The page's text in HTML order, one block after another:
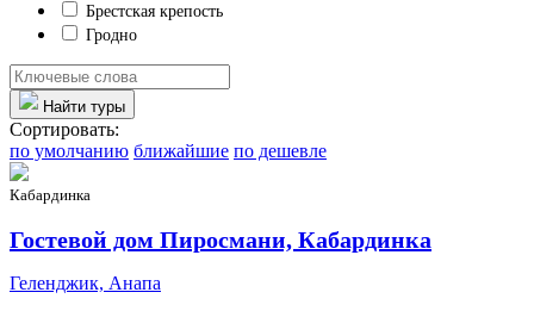
Брестская крепость
Гродно
Найти туры
Сортировать:
по умолчанию ближайшие по дешевле
Кабардинка
Гостевой дом Пиросмани, Кабардинка
Геленджик, Анапа